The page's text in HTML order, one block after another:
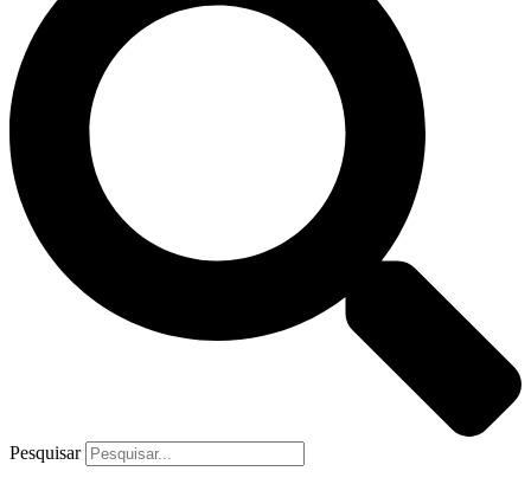
Pesquisar